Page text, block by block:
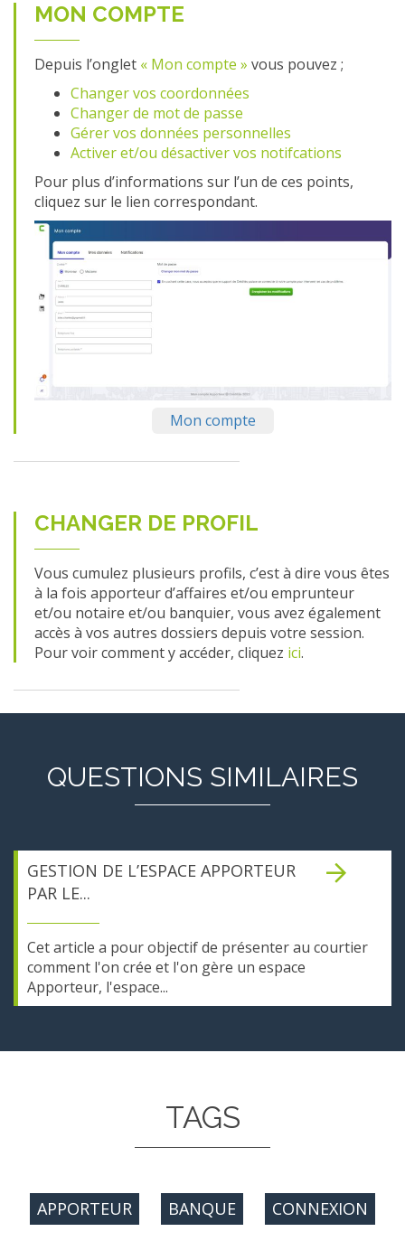
MON COMPTE
Depuis l’onglet « Mon compte » vous pouvez ;
Changer vos coordonnées
Changer de mot de passe
Gérer vos données personnelles
Activer et/ou désactiver vos notifcations
Pour plus d’informations sur l’un de ces points,
cliquez sur le lien correspondant.
Mon compte
CHANGER DE PROFIL
Vous cumulez plusieurs profils, c’est à dire vous êtes
à la fois apporteur d’affaires et/ou emprunteur
et/ou notaire et/ou banquier, vous avez également
accès à vos autres dossiers depuis votre session.
Pour voir comment y accéder, cliquez ici.
QUESTIONS SIMILAIRES
GESTION DE L’ESPACE APPORTEUR
PAR LE...
Cet article a pour objectif de présenter au courtier
comment l'on crée et l'on gère un espace
Apporteur, l'espace...
TAGS
APPORTEUR BANQUE CONNEXION